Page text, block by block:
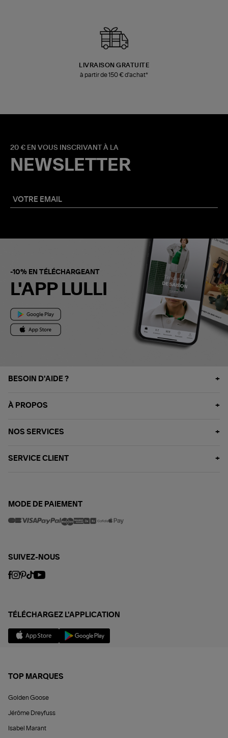
LIVRAISON GRATUITE
à partir de 150 € d'achat*
20 € EN VOUS INSCRIVANT À LA
NEWSLETTER
-10% EN TÉLÉCHARGEANT
L'APP LULLI
BESOIN D'AIDE ?
À PROPOS
NOS SERVICES
SERVICE CLIENT
MODE DE PAIEMENT
SUIVEZ-NOUS
TÉLÉCHARGEZ L'APPLICATION
TOP MARQUES
Golden Goose
Jérôme Dreyfuss
Isabel Marant